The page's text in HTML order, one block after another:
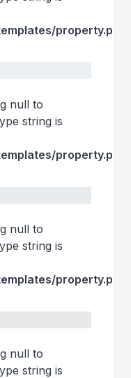
property.php
null to
string is
property.php
null to
string is
property.php
null to
string is